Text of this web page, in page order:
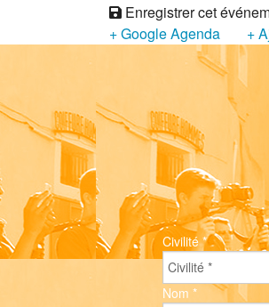
Enregistrer cet
+ Google Agenda
+
Civilité*
Nom *